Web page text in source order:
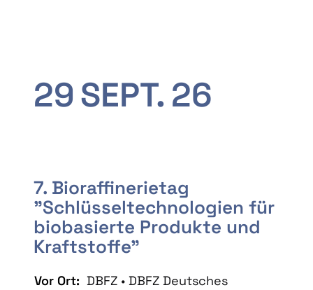
29SEPT. 26
7. Bioraffinerietag
"Schlüsseltechnologien für
biobasierte Produkte und
Kraftstoffe"
Vor Ort: DBFZ • DBFZ Deutsches